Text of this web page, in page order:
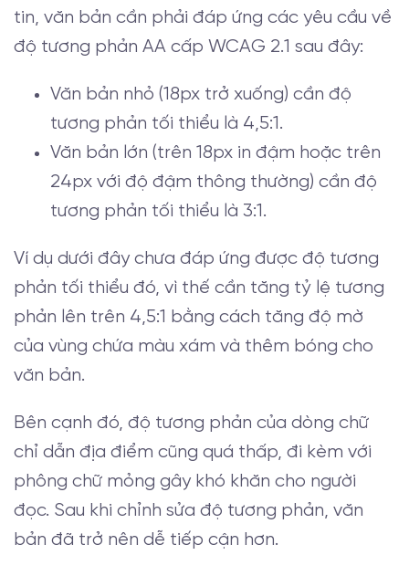
tin, văn bản cần phải đáp ứng các yêu cầu về
độ tương phản AA cấp WCAG 2.1 sau đây:
Văn bản nhỏ (18px trở xuống) cần độ
tương phản tối thiểu là 4,5:1.
Văn bản lớn (trên 18px in đậm hoặc trên
24px với độ đậm thông thường) cần độ
tương phản tối thiểu là 3:1.
Ví dụ dưới đây chưa đáp ứng được độ tương
phản tối thiểu đó, vì thế cần tăng tỷ lệ tương
phản lên trên 4,5:1 bằng cách tăng độ mờ
của vùng chứa màu xám và thêm bóng cho
văn bản.
Bên cạnh đó, độ tương phản của dòng chữ
chỉ dẫn địa điểm cũng quá thấp, đi kèm với
phông chữ mỏng gây khó khăn cho người
đọc. Sau khi chỉnh sửa độ tương phản, văn
bản đã trở nên dễ tiếp cận hơn.